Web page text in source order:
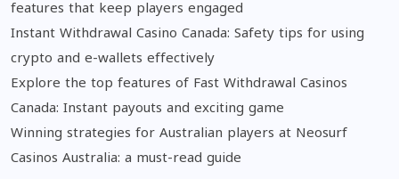
features that keep players engaged
Instant Withdrawal Casino Canada: Safety tips for using
crypto and e-wallets effectively
Explore the top features of Fast Withdrawal Casinos
Canada: Instant payouts and exciting game
Winning strategies for Australian players at Neosurf
Casinos Australia: a must-read guide